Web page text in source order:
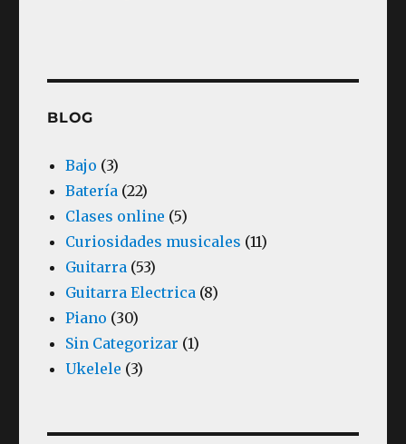
BLOG
Bajo (3)
Batería (22)
Clases online (5)
Curiosidades musicales (11)
Guitarra (53)
Guitarra Electrica (8)
Piano (30)
Sin Categorizar (1)
Ukelele (3)